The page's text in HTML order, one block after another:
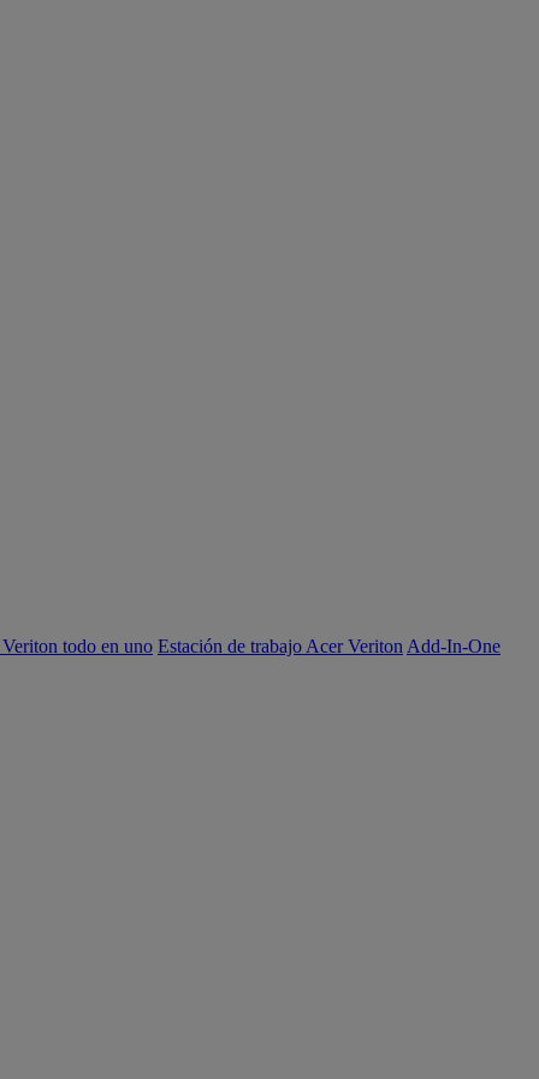
todo en uno Estación de trabajo Acer Veriton Add-In-One